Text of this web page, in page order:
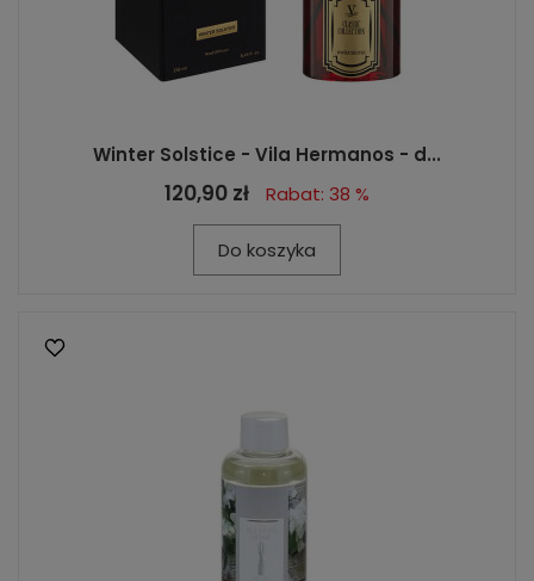
Winter Solstice - Vila Hermanos - d...
120,90 zł Rabat: 38 %
Do koszyka